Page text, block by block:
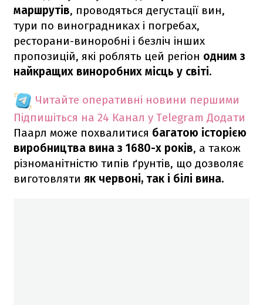
маршрутів, проводяться дегустації вин,
тури по виноградниках і погребах,
ресторани-виноробні і безліч інших
пропозицій, які роблять цей регіон одним з
найкращих виноробних місць у світі.
Читайте оперативні новини першими
Підпишіться на 24 Канал у Telegram Додати
Паарл може похвалитися багатою історією
виробництва вина з 1680-х років, а також
різноманітністю типів ґрунтів, що дозволяє
виготовляти як червоні, так і білі вина.